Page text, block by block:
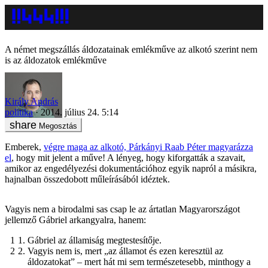
A német megszállás áldozatainak emlékműve az alkotó szerint nem
is az áldozatok emlékműve
Király András
politika
2014. július 24. 5:14
Megosztás
Emberek, végre maga az alkotó, Párkányi Raab Péter magyarázza
el, hogy mit jelent a műve! A lényeg, hogy kiforgatták a szavait,
amikor az engedélyezési dokumentációhoz egyik napról a másikra,
hajnalban összedobott műleírásából idéztek.
Vagyis nem a birodalmi sas csap le az ártatlan Magyarországot
jellemző Gábriel arkangyalra, hanem:
Gábriel az államiság megtestesítője.
Vagyis nem is, mert „az államot és ezen keresztül az
áldozatokat” – mert hát mi sem természetesebb, minthogy a